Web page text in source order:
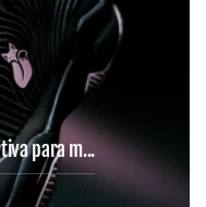
para m...